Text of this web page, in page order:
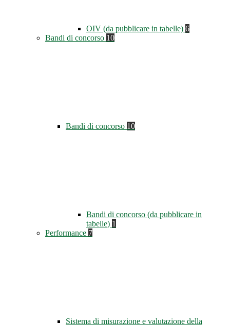
OIV (da pubblicare in tabelle) 6
Bandi di concorso 10
Bandi di concorso 10
Bandi di concorso (da pubblicare in
tabelle) 1
Performance 7
Sistema di misurazione e valutazione della